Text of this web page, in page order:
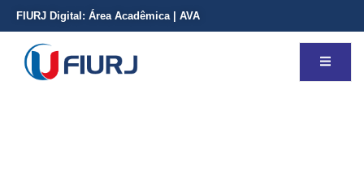
FIURJ Digital: Área Acadêmica AVA